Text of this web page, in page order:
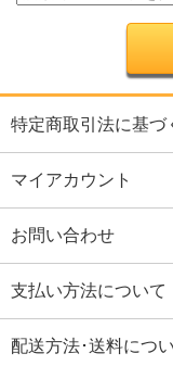
特定商取引法に基づ
マイアカウント
お問い合わせ
支払い方法について
配送方法･送料につ